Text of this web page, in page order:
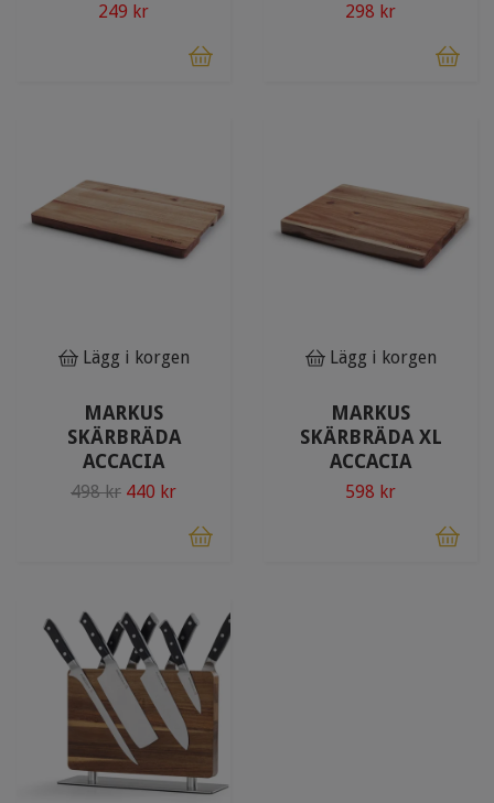
249 kr 298 kr
Lägg i korgen
MARKUS
SKÄRBRÄDA
ACCACIA
498 kr 440 kr
Lägg i korgen
MARKUS
SKÄRBRÄDA XL
ACCACIA
598 kr